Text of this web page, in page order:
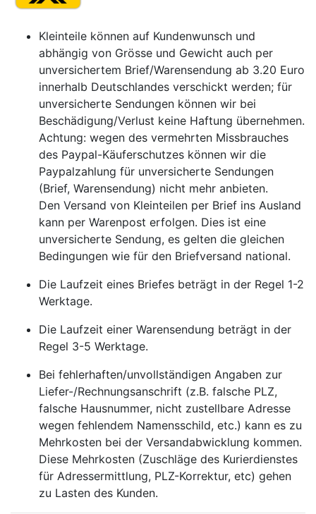
Kleinteile können auf Kundenwunsch und
abhängig von Grösse und Gewicht auch per
unversichertem Brief/Warensendung ab 3.20 Euro
innerhalb Deutschlandes verschickt werden; für
unversicherte Sendungen können wir bei
Beschädigung/Verlust keine Haftung übernehmen.
Achtung: wegen des vermehrten Missbrauches
des Paypal-Käuferschutzes können wir die
Paypalzahlung für unversicherte Sendungen
(Brief, Warensendung) nicht mehr anbieten.
Den Versand von Kleinteilen per Brief ins Ausland
kann per Warenpost erfolgen. Dies ist eine
unversicherte Sendung, es gelten die gleichen
Bedingungen wie für den Briefversand national.
Die Laufzeit eines Briefes beträgt in der Regel 1-2
Werktage.
Die Laufzeit einer Warensendung beträgt in der
Regel 3-5 Werktage.
Bei fehlerhaften/unvollständigen Angaben zur
Liefer-/Rechnungsanschrift (z.B. falsche PLZ,
falsche Hausnummer, nicht zustellbare Adresse
wegen fehlendem Namensschild, etc.) kann es zu
Mehrkosten bei der Versandabwicklung kommen.
Diese Mehrkosten (Zuschläge des Kurierdienstes
für Adressermittlung, PLZ-Korrektur, etc) gehen
zu Lasten des Kunden.